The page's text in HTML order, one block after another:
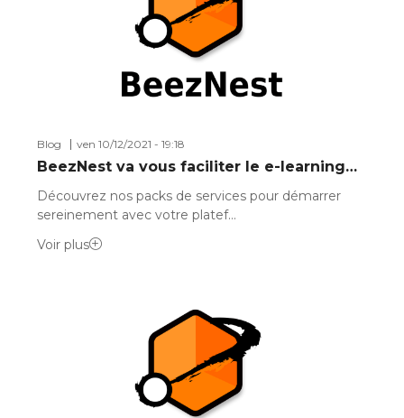
Blog ven 10/12/2021 - 19:18
BeezNest va vous faciliter le e-learning…
Découvrez nos packs de services pour démarrer
sereinement avec votre platef…
Voir plus